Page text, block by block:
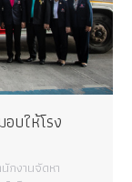
บให้โรง
กงานจัดหา